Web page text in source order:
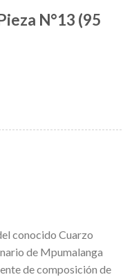
N°13 (95
conocido Cuarzo
de Mpumalanga
de composición de